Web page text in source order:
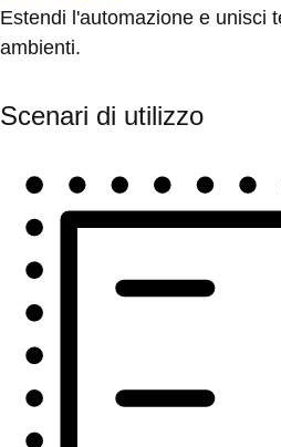
Estendi l'automazione e unisci
ambienti.
Scenari di utilizzo